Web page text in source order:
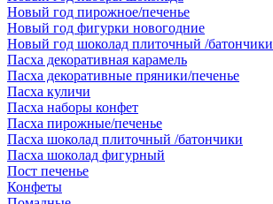
Новый год пирожное/печенье
Новый год фигурки новогодние
Новый год шоколад плиточный /батончики
Пасха декоративная карамель
Пасха декоративные пряники/печенье
Пасха куличи
Пасха наборы конфет
Пасха пирожные/печенье
Пасха шоколад плиточный /батончики
Пасха шоколад фигурный
Пост печенье
Конфеты